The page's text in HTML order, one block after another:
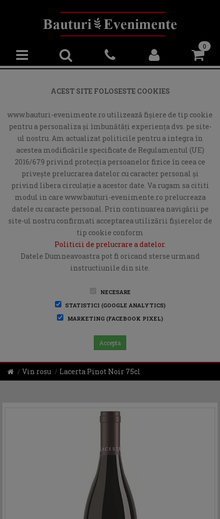
0
ACEST SITE FOLOSESTE COOKIES
www.bauturi-evenimente.ro utilizează fişiere de tip cookie
pentru a personaliza și îmbunătăți experiența dvs. pe site-
ul nostru. Am actualizat politicile pentru a integra în
acestea modificările specificate de Regulamentul (UE)
2016/679 privind protecția persoanelor fizice în ceea ce
privește prelucrarea datelor cu caracter personal și
privind libera circulație a acestor date. Va rugam sa cititi
modul in care www.bauturi-evenimente.ro prelucreaza
datele cu caracte personal. Prin continuarea navigării pe
site-ul nostru confirmati acceptarea utilizării fişierelor de
tip cookie conform
Politicii de prelucrare a datelor.
Datele Dumneavoastra pot fi oricand sterse urmand
instructiunile din site.
NECESARE
STATISTICI (GOOGLE ANALYTICS)
MARKETING (FACEBOOK PIXEL)
Accepta
Vin rosu Lacerta Pinot Noir 75cl